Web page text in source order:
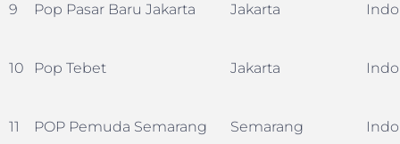
9 Pop Pasar Baru Jakarta Jakarta
10 Pop Tebet Jakarta
11 POP Pemuda Semarang Semarang